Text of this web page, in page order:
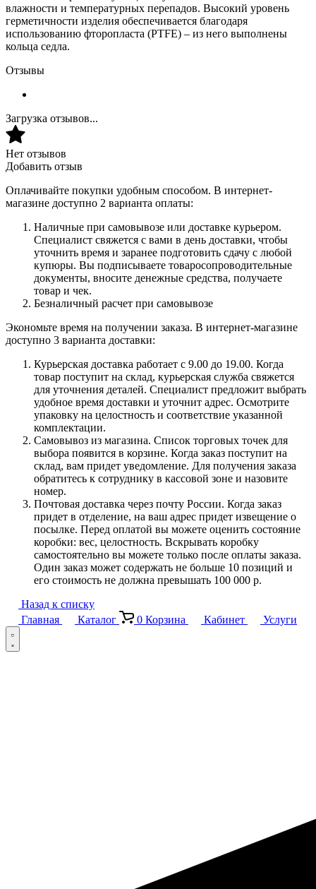
влажности и температурных перепадов. Высокий уровень
герметичности изделия обеспечивается благодаря
использованию фторопласта (PTFE) – из него выполнены
кольца седла.
Отзывы
Загрузка отзывов...
Нет отзывов
Добавить отзыв
Оплачивайте покупки удобным способом. В интернет-
магазине доступно 2 варианта оплаты:
Наличные при самовывозе или доставке курьером.
Специалист свяжется с вами в день доставки, чтобы
уточнить время и заранее подготовить сдачу с любой
купюры. Вы подписываете товаросопроводительные
документы, вносите денежные средства, получаете
товар и чек.
Безналичный расчет при самовывозе
Экономьте время на получении заказа. В интернет-магазине
доступно 3 варианта доставки:
Курьерская доставка работает с 9.00 до 19.00. Когда
товар поступит на склад, курьерская служба свяжется
для уточнения деталей. Специалист предложит выбрать
удобное время доставки и уточнит адрес. Осмотрите
упаковку на целостность и соответствие указанной
комплектации.
Самовывоз из магазина. Список торговых точек для
выбора появится в корзине. Когда заказ поступит на
склад, вам придет уведомление. Для получения заказа
обратитесь к сотруднику в кассовой зоне и назовите
номер.
Почтовая доставка через почту России. Когда заказ
придет в отделение, на ваш адрес придет извещение о
посылке. Перед оплатой вы можете оценить состояние
коробки: вес, целостность. Вскрывать коробку
самостоятельно вы можете только после оплаты заказа.
Один заказ может содержать не больше 10 позиций и
его стоимость не должна превышать 100 000 р.
Назад к списку
Главная
Каталог 0 Корзина Кабинет Услуги